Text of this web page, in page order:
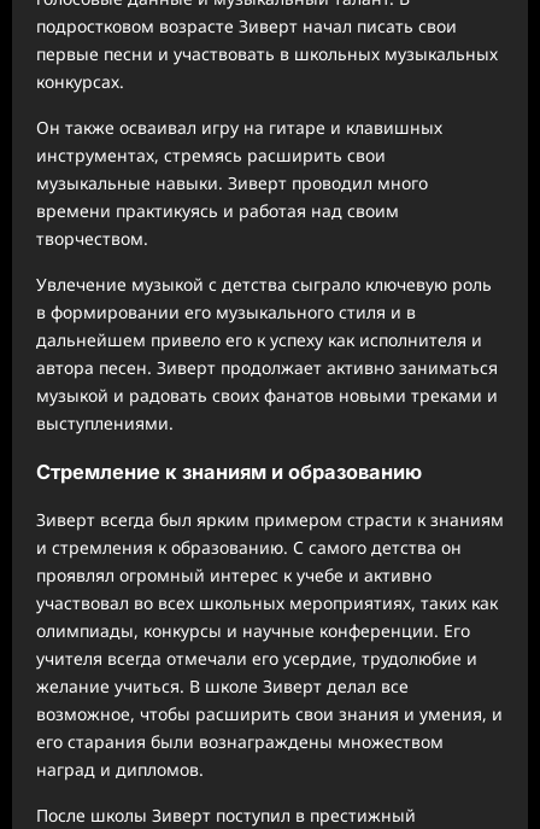
подростковом возрасте Зиверт начал писать свои
первые песни и участвовать в школьных музыкальных
конкурсах.
Он также осваивал игру на гитаре и клавишных
инструментах, стремясь расширить свои
музыкальные навыки. Зиверт проводил много
времени практикуясь и работая над своим
творчеством.
Увлечение музыкой с детства сыграло ключевую роль
в формировании его музыкального стиля и в
дальнейшем привело его к успеху как исполнителя и
автора песен. Зиверт продолжает активно заниматься
музыкой и радовать своих фанатов новыми треками и
выступлениями.
Стремление к знаниям и образованию
Зиверт всегда был ярким примером страсти к знаниям
и стремления к образованию. С самого детства он
проявлял огромный интерес к учебе и активно
участвовал во всех школьных мероприятиях, таких как
олимпиады, конкурсы и научные конференции. Его
учителя всегда отмечали его усердие, трудолюбие и
желание учиться. В школе Зиверт делал все
возможное, чтобы расширить свои знания и умения, и
его старания были вознаграждены множеством
наград и дипломов.
После школы Зиверт поступил в престижный